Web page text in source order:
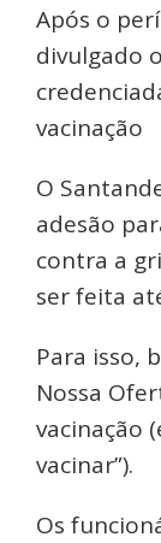
Após o
divulgado
vacinação
O
adesão
contra a
ser feita
Para isso,
Nossa
vacinação
vacinar”).
Os